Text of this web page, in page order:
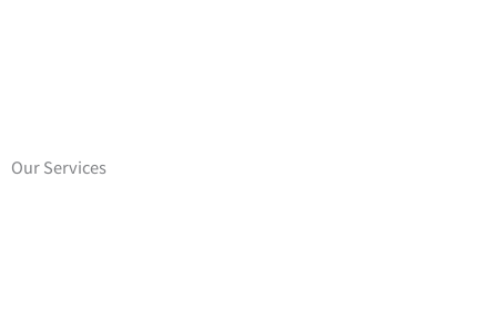
Our Services